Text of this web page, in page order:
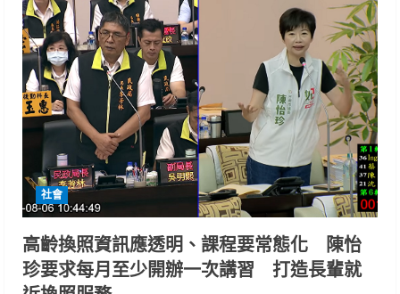
社會
高齡換照資訊應透明、課程要常態化 陳怡
珍要求每月至少開辦一次講習 打造長輩就